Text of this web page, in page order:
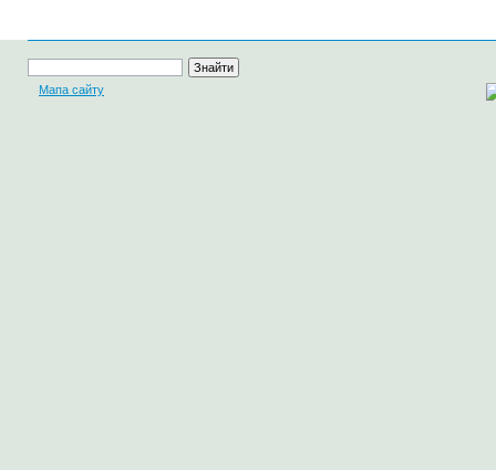
Мапа сайту